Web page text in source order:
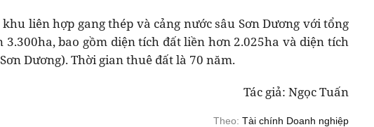
liên hợp gang thép và cảng nước sâu Sơn Dương với tổng
bao gồm diện tích đất liền hơn 2.025ha và diện tích
Dương). Thời gian thuê đất là 70 năm.
Tác giả: Ngọc Tuấn
Theo: Tài chính Doanh nghiệp